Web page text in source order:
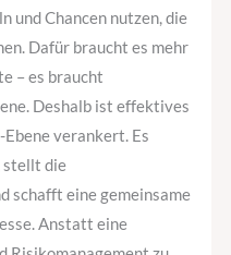
und Chancen nutzen, die
Dafür braucht es mehr
– es braucht
Deshalb ist effektives
verankert. Es
stellt die
schafft eine gemeinsame
Anstatt eine